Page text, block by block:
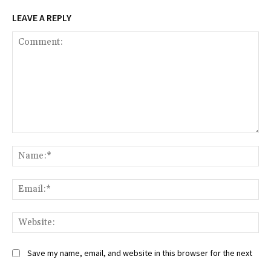
LEAVE A REPLY
Save my name, email, and website in this browser for the next